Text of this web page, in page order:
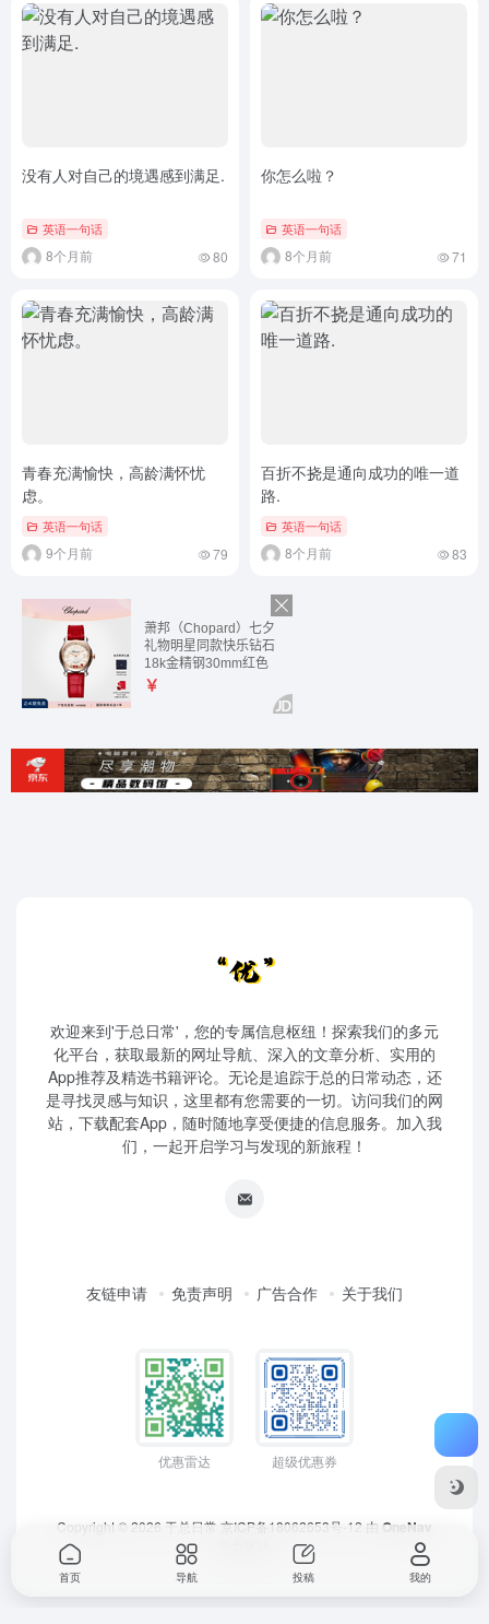
没有人对自己的境遇感到满足.
英语一句话
8个月前 80
你怎么啦？
英语一句话
8个月前 71
青春充满愉快，高龄满怀忧
虑。
英语一句话
9个月前 79
百折不挠是通向成功的唯一道
路.
英语一句话
8个月前 83
欢迎来到'于总日常'，您的专属信息枢纽！探索我们的多元
化平台，获取最新的网址导航、深入的文章分析、实用的
App推荐及精选书籍评论。无论是追踪于总的日常动态，还
是寻找灵感与知识，这里都有您需要的一切。访问我们的网
站，下载配套App，随时随地享受便捷的信息服务。加入我
们，一起开启学习与发现的新旅程！
友链申请 免责声明 广告合作 关于我们
优惠雷达 超级优惠券
Copyright © 2026 于总日常 京ICP备18062653号-12 由 OneNav
首页 导航 投稿 我的